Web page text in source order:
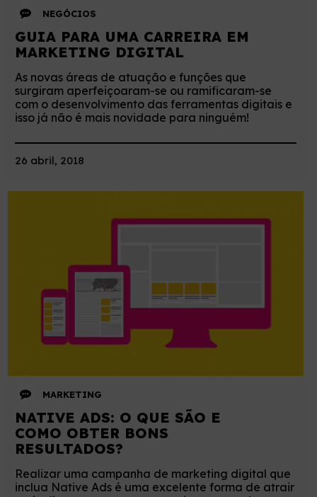
NEGÓCIOS
GUIA PARA UMA CARREIRA EM
MARKETING DIGITAL
As novas áreas de atuação e funções que
surgiram aperfeiçoaram-se ou ramificaram-se
com o desenvolvimento das ferramentas digitais e
isso já não é mais novidade para ninguém!
26 abril, 2018
MARKETING
NATIVE ADS: O QUE SÃO E
COMO OBTER BONS
RESULTADOS?
Realizar uma campanha de marketing digital que
inclua Native Ads é uma excelente forma de atrair